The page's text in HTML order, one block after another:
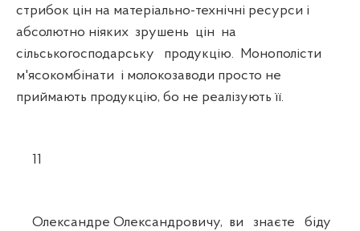
стрибок цін на матеріально-технічні ресурси і
абсолютно ніяких зрушень цін на
сільськогосподарську продукцію. Монополісти
м'ясокомбінати і молокозаводи просто не
приймають продукцію, бо не реалізують її.
11
Олександре Олександровичу, ви знаєте біду